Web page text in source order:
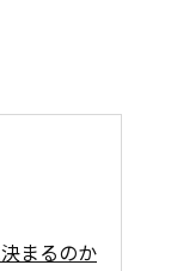
まるのか